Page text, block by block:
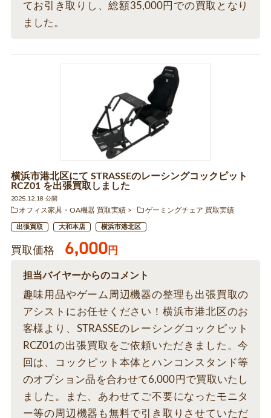
てお引き取りし、総額35,000円での買取となり
ました。
横浜市港北区にて STRASSEのレーシングコックピット
RCZ01 を出張買取しました
2025.12.18 公開
オフィス家具・OA機器 買取実績
ゲーミングチェア 買取実績
出張買取 大和本店 横浜市港北区
買取価格 6,000円
担当バイヤーからのコメント
趣味用品やゲーム周辺機器の整理も出張買取の
アシストにお任せください！横浜市港北区のお
客様より、STRASSEのレーシングコックピット
RCZ01の出張買取をご依頼いただきました。今
回は、コックピット本体とハンコンスタンド等
のオプション品を合わせて6,000円で買取いたし
ました。また、あわせてご不要になったモニタ
ー等の周辺機器も無料で引き取りさせていただ